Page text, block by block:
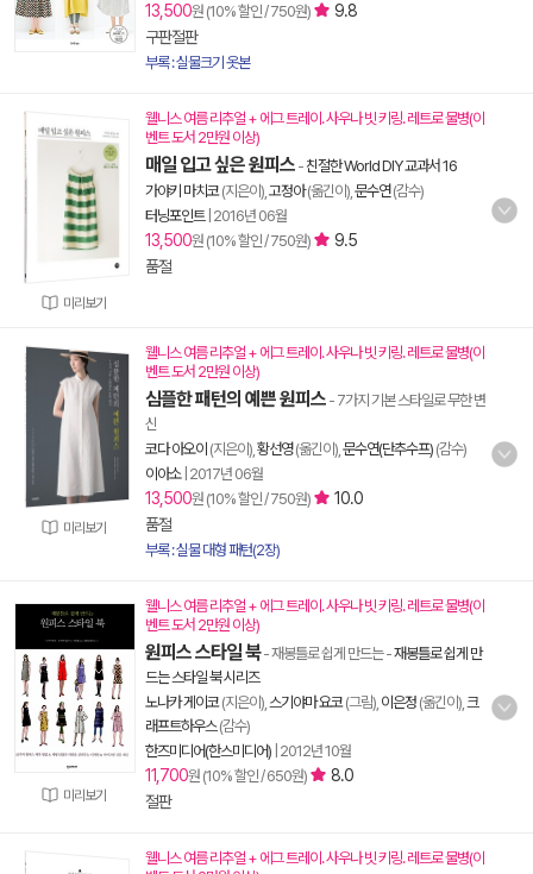
13,500원 (10% 할인 / 750원)
9.8
구판절판
부록 : 실물크기 옷본
미리보기
웰니스 여름 리추얼 + 에그 트레이. 사우나 빗 키링. 레트로 물병(이
벤트 도서 2만원 이상)
매일 입고 싶은 원피스 - 친절한 World DIY 교과서 16
가야키 마치코(지은이), 고정아(옮긴이), 문수연(감수)
터닝포인트| 2016년 06월
13,500원 (10% 할인 / 750원)
9.5
품절
미리보기
웰니스 여름 리추얼 + 에그 트레이. 사우나 빗 키링. 레트로 물병(이
벤트 도서 2만원 이상)
심플한 패턴의 예쁜 원피스 - 7가지 기본 스타일로 무한 변
신
코다 아오이 (지은이), 황선영(옮긴이), 문수연(단추수프) (감수)
이아소| 2017년 06월
13,500원 (10% 할인 / 750원)
10.0
품절
부록 : 실물 대형 패턴(2장)
미리보기
웰니스 여름 리추얼 + 에그 트레이. 사우나 빗 키링. 레트로 물병(이
벤트 도서 2만원 이상)
원피스 스타일 북- 재봉틀로 쉽게 만드는-재봉틀로 쉽게 만
드는 스타일 북 시리즈
노나카 게이코(지은이), 스기야마 요코(그림), 이은정 (옮긴이), 크
래프트하우스(감수)
한즈미디어(한스미디어) 2012년 10월
11,700원 (10% 할인 / 650원)
8.0
절판
웰니스 여름 리추얼 + 에그 트레이. 사우나 빗 키링. 레트로 물병(이